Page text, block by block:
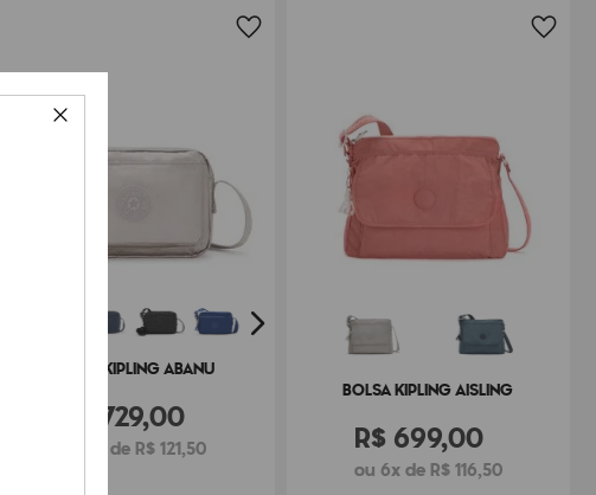
BOLSA KIPLING ABANU
729,00
ou 6x de R$ 121,50
BOLSA KIPLING AISLING
R$ 699,00
ou 6x de R$ 116,50